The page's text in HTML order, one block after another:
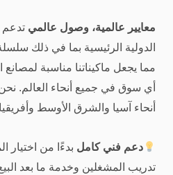
معايير عالمية، وصول عالمي تدعم
مما يجعل ماكيناتنا مناسبة
أي سوق في جميع أنحاء العالم.
أنحاء آسيا والشرق الأوسط
دعم فني كامل بدءًا من اختيار